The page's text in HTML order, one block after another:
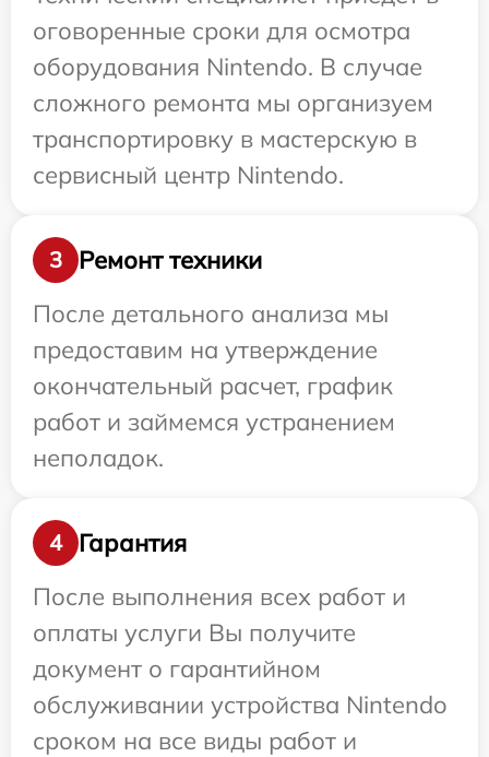
оговоренные сроки для осмотра
оборудования Nintendo. В случае
сложного ремонта мы организуем
транспортировку в мастерскую в
сервисный центр Nintendo.
3
Ремонт техники
После детального анализа мы
предоставим на утверждение
окончательный расчет, график
работ и займемся устранением
неполадок.
4
Гарантия
После выполнения всех работ и
оплаты услуги Вы получите
документ о гарантийном
обслуживании устройства Nintendo
сроком на все виды работ и